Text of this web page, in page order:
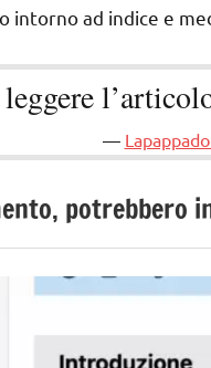
intorno ad indice e
potrebbero